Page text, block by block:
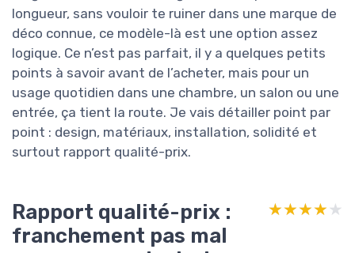
longueur, sans vouloir te ruiner dans une marque de
déco connue, ce modèle-là est une option assez
logique. Ce n’est pas parfait, il y a quelques petits
points à savoir avant de l’acheter, mais pour un
usage quotidien dans une chambre, un salon ou une
entrée, ça tient la route. Je vais détailler point par
point : design, matériaux, installation, solidité et
surtout rapport qualité-prix.
Rapport qualité-prix :
franchement pas mal
★★★★★
★★★★★